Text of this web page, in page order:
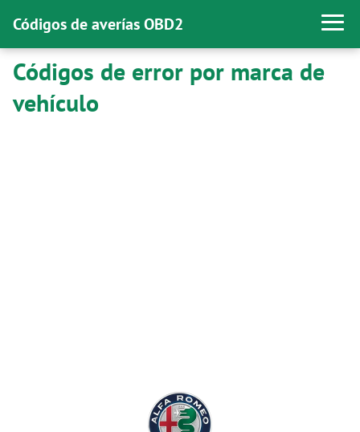
Códigos de averías OBD2
Códigos de error por marca de
vehículo